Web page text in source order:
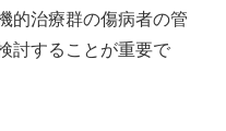
的治療群の傷病者の管
討することが重要で